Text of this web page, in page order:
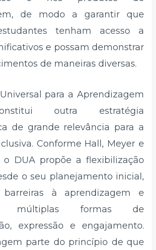
de modo a garantir que
tenham acesso a
e possam demonstrar
de maneiras diversas.
para a Aprendizagem
outra estratégia
de grande relevância para a
Conforme Hall, Meyer e
o DUA propõe a flexibilização
o seu planejamento inicial,
barreiras à aprendizagem e
múltiplas formas de
expressão e engajamento.
parte do princípio de que